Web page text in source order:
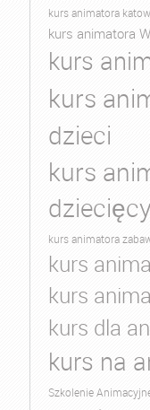
kurs animatora
kurs animatora
kurs
kurs
dzieci
kurs
kurs animatora
kurs
kurs
kurs dla
kurs na
Szkolenie